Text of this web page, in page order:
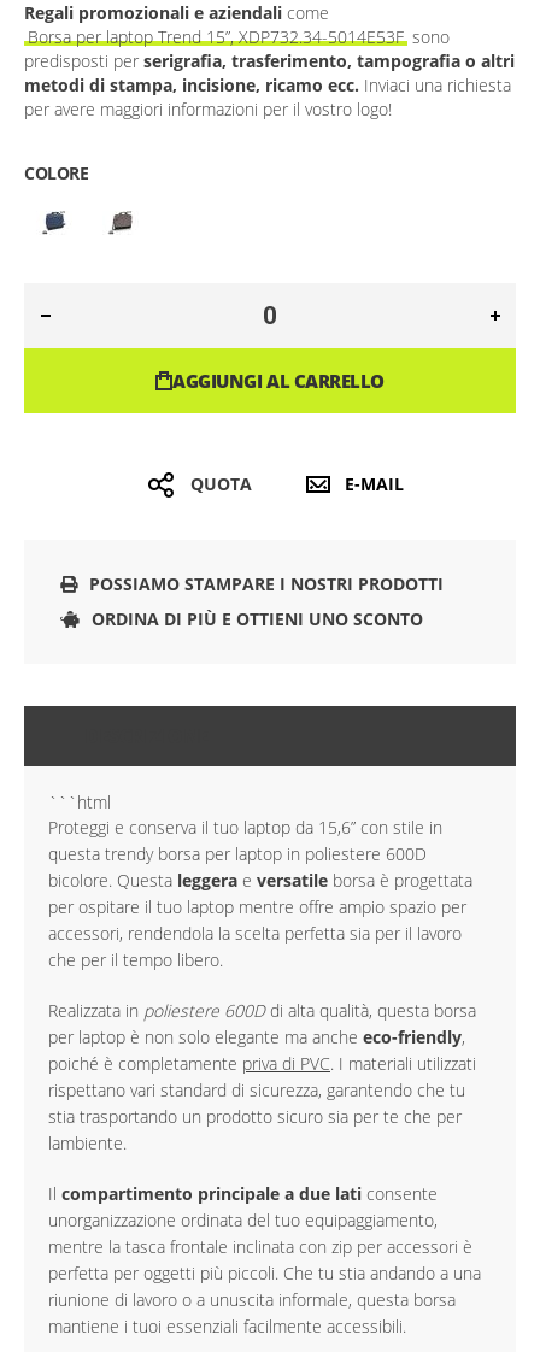
Regali promozionali e aziendali come
Borsa per laptop Trend 15”, XDP732.34-5014E53F sono
predisposti per serigrafia, trasferimento, tampografia o altri
metodi di stampa, incisione, ricamo ecc. Inviaci una richiesta
per avere maggiori informazioni per il vostro logo!
COLORE
AGGIUNGI AL CARRELLO
QUOTA E-MAIL
POSSIAMO STAMPARE I NOSTRI PRODOTTI
ORDINA DI PIÙ E OTTIENI UNO SCONTO
```html
Proteggi e conserva il tuo laptop da 15,6” con stile in
questa trendy borsa per laptop in poliestere 600D
bicolore. Questa leggera e versatile borsa è progettata
per ospitare il tuo laptop mentre offre ampio spazio per
accessori, rendendola la scelta perfetta sia per il lavoro
che per il tempo libero.
Realizzata in poliestere 600Ddi alta qualità, questa borsa
per laptop è non solo elegante ma anche eco-friendly,
poiché è completamente priva di PVC. I materiali utilizzati
rispettano vari standard di sicurezza, garantendo che tu
stia trasportando un prodotto sicuro sia per te che per
lambiente.
Il compartimento principale a due lati consente
unorganizzazione ordinata del tuo equipaggiamento,
mentre la tasca frontale inclinata con zip per accessori è
perfetta per oggetti più piccoli. Che tu stia andando a una
riunione di lavoro o a unuscita informale, questa borsa
mantiene i tuoi essenziali facilmente accessibili.